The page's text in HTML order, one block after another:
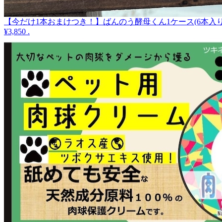
【今だけ1本おまけつき！】ばんのう酵母くん1ケース(6本入
¥3,850 .